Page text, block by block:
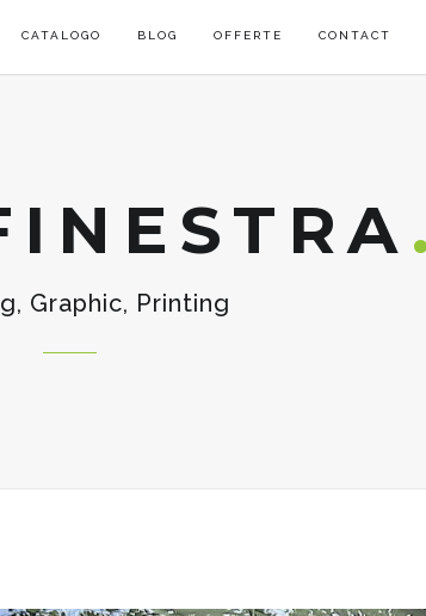
CATALOGO BLOG OFFERTE CONTACT
Graphic, Printing